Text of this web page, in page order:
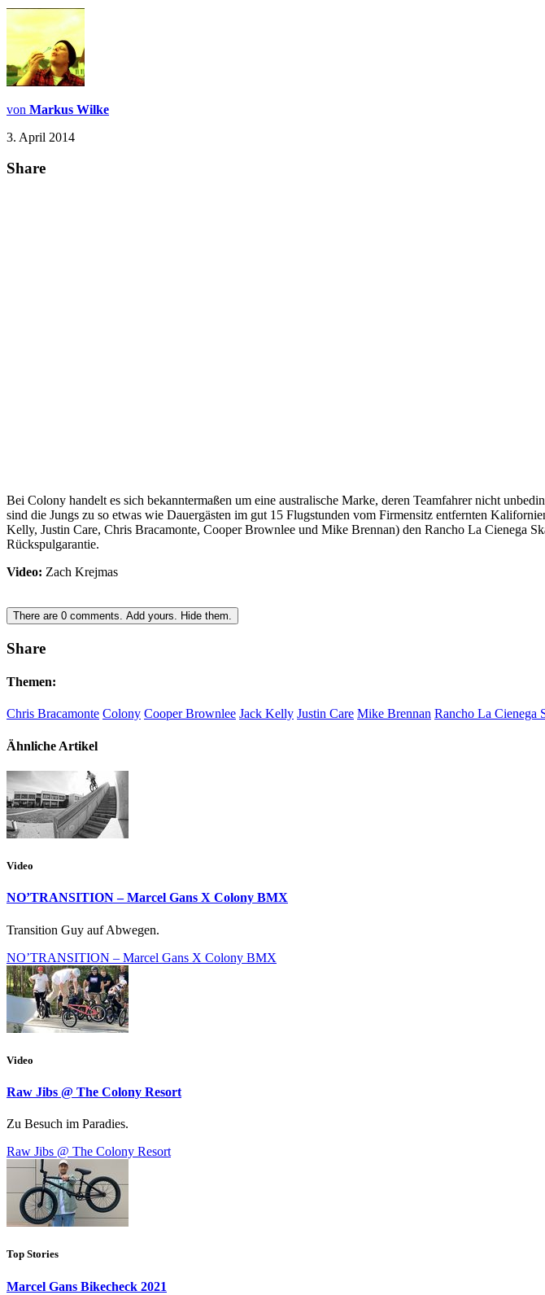
von Markus Wilke
3. April 2014
Share
Bei Colony handelt es sich bekanntermaßen um eine australische Marke, deren Teamfahrer nicht
sind die Jungs zu so etwas wie Dauergästen im gut 15 Flugstunden vom Firmensitz entfernten
Kelly, Justin Care, Chris Bracamonte, Cooper Brownlee und Mike Brennan) den Rancho La Cienega
Rückspulgarantie.
Video: Zach Krejmas
There are 0 comments. Add yours. Hide them.
Share
Themen:
Chris Bracamonte Colony Cooper Brownlee Jack Kelly Justin Care Mike Brennan Rancho La Cienega
Ähnliche Artikel
Video
NO’TRANSITION – Marcel Gans X Colony BMX
Transition Guy auf Abwegen.
NO’TRANSITION – Marcel Gans X Colony BMX
Video
Raw Jibs @ The Colony Resort
Zu Besuch im Paradies.
Raw Jibs @ The Colony Resort
Top Stories
Marcel Gans Bikecheck 2021